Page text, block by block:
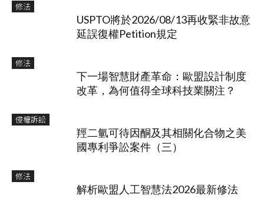
修法
USPTO將於2026/08/13再收緊非故意
延誤復權Petition規定
修法
下一場智慧財產革命：歐盟設計制度
改革，為何值得全球科技業關注？
侵權訴訟
羥二氫可待因酮及其相關化合物之美
國專利爭訟案件（三）
修法
解析歐盟人工智慧法2026最新修法